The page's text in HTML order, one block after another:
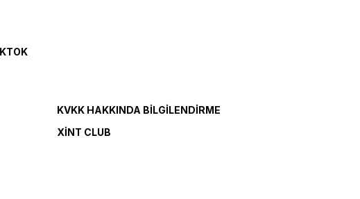
KVKK HAKKINDA BILGILENDIRME
XINT CLUB